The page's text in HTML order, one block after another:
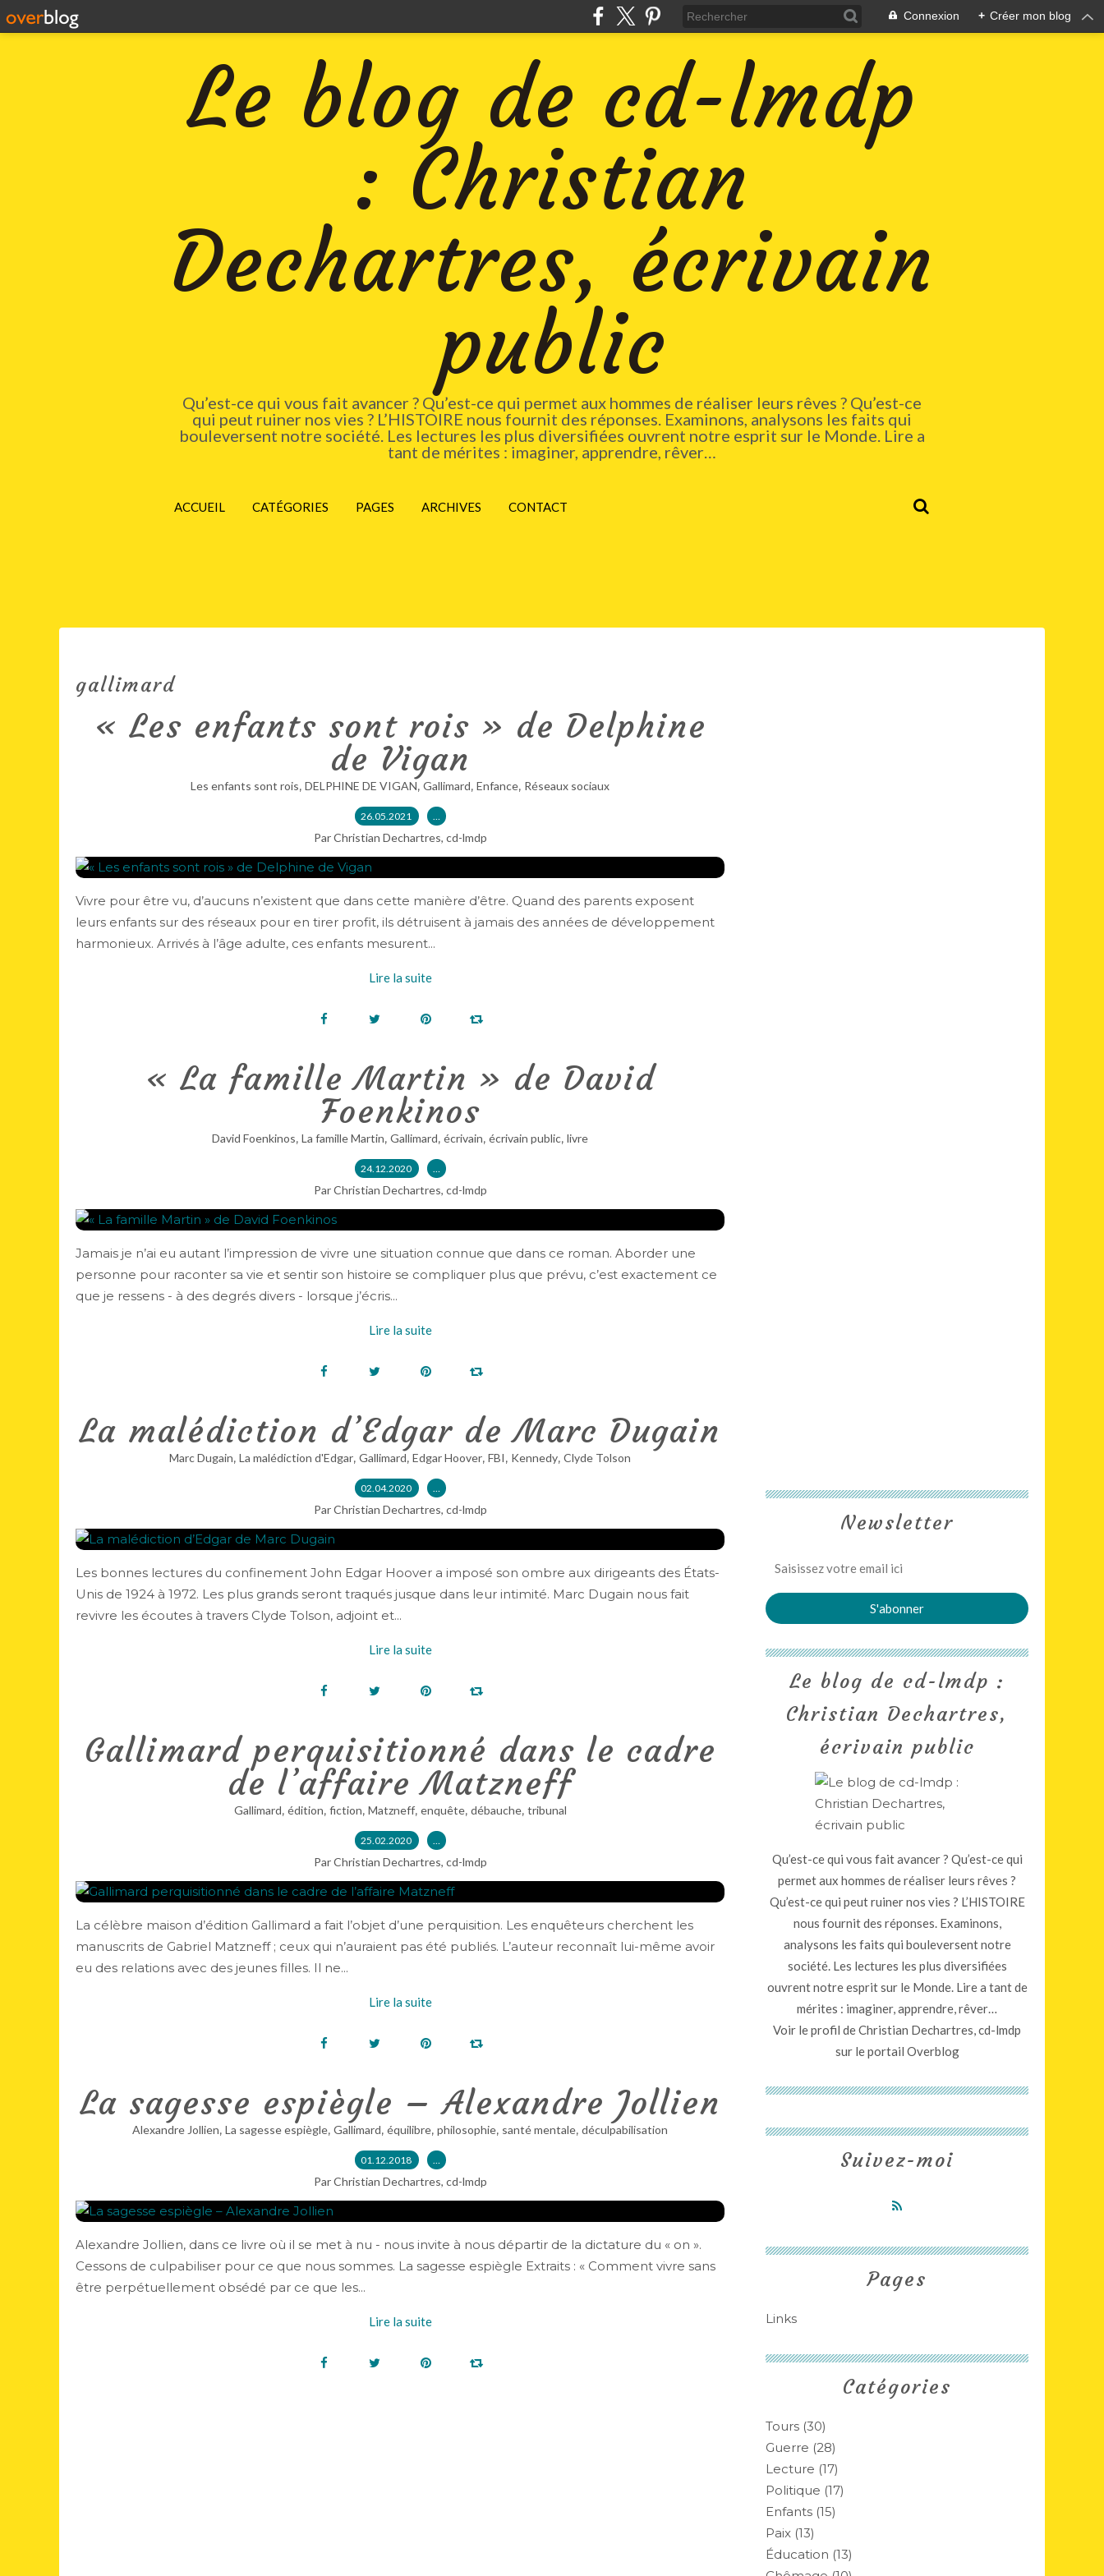
Connexion + Créer mon blog
Le blog de cd-lmdp
: Christian
Dechartres, écrivain
public
Qu’est-ce qui vous fait avancer ? Qu’est-ce qui permet aux hommes de réaliser leurs rêves ? Qu’est-ce
qui peut ruiner nos vies ? L’HISTOIRE nous fournit des réponses. Examinons, analysons les faits qui
bouleversent notre société. Les lectures les plus diversifiées ouvrent notre esprit sur le Monde. Lire a
tant de mérites : imaginer, apprendre, rêver…
ACCUEIL CATÉGORIES PAGES ARCHIVES CONTACT
gallimard
« Les enfants sont rois » de Delphine
de Vigan
Les enfants sont rois, DELPHINE DE VIGAN, Gallimard, Enfance, Réseaux sociaux
26.05.2021 …
Par Christian Dechartres, cd-lmdp
Vivre pour être vu, d’aucuns n’existent que dans cette manière d’être. Quand des parents exposent
leurs enfants sur des réseaux pour en tirer profit, ils détruisent à jamais des années de développement
harmonieux. Arrivés à l’âge adulte, ces enfants mesurent...
Lire la suite
« La famille Martin » de David
Foenkinos
David Foenkinos, La famille Martin, Gallimard, écrivain, écrivain public, livre
24.12.2020 …
Par Christian Dechartres, cd-lmdp
Jamais je n’ai eu autant l’impression de vivre une situation connue que dans ce roman. Aborder une
personne pour raconter sa vie et sentir son histoire se compliquer plus que prévu, c’est exactement ce
que je ressens - à des degrés divers - lorsque j’écris...
Lire la suite
La malédiction d’Edgar de Marc Dugain
Marc Dugain, La malédiction d'Edgar, Gallimard, Edgar Hoover, FBI, Kennedy, Clyde Tolson
02.04.2020 …
Par Christian Dechartres, cd-lmdp
Les bonnes lectures du confinement John Edgar Hoover a imposé son ombre aux dirigeants des États-
Unis de 1924 à 1972. Les plus grands seront traqués jusque dans leur intimité. Marc Dugain nous fait
revivre les écoutes à travers Clyde Tolson, adjoint et...
Lire la suite
Gallimard perquisitionné dans le cadre
de l’affaire Matzneff
Gallimard, édition, fiction, Matzneff, enquête, débauche, tribunal
25.02.2020 …
Par Christian Dechartres, cd-lmdp
La célèbre maison d’édition Gallimard a fait l’objet d’une perquisition. Les enquêteurs cherchent les
manuscrits de Gabriel Matzneff ; ceux qui n’auraient pas été publiés. L’auteur reconnaît lui-même avoir
eu des relations avec des jeunes filles. Il ne...
Lire la suite
La sagesse espiègle – Alexandre Jollien
Alexandre Jollien, La sagesse espiègle, Gallimard, équilibre, philosophie, santé mentale, déculpabilisation
01.12.2018 …
Par Christian Dechartres, cd-lmdp
Alexandre Jollien, dans ce livre où il se met à nu - nous invite à nous départir de la dictature du « on ».
Cessons de culpabiliser pour ce que nous sommes. La sagesse espiègle Extraits : « Comment vivre sans
être perpétuellement obsédé par ce que les...
Lire la suite
Newsletter
Catégories
Tours (30)
Guerre (28)
Lecture (17)
Politique (17)
Enfants (15)
Paix (13)
Éducation (13)
Pages
Links
Le blog de cd-lmdp :
Christian Dechartres,
écrivain public
Qu’est-ce qui vous fait avancer ? Qu’est-ce qui
permet aux hommes de réaliser leurs rêves ?
Qu’est-ce qui peut ruiner nos vies ? L’HISTOIRE
nous fournit des réponses. Examinons,
analysons les faits qui bouleversent notre
société. Les lectures les plus diversifiées
ouvrent notre esprit sur le Monde. Lire a tant de
mérites : imaginer, apprendre, rêver…
Voir le profil deChristian Dechartres, cd-lmdp
sur le portail Overblog
Suivez-moi